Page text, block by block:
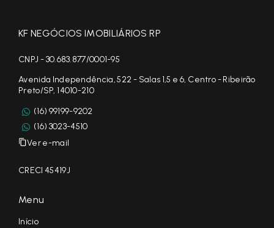
KF NEGÓCIOS IMOBILIÁRIOS RP
CNPJ - 30.683.877/0001-95
Avenida Independência, 522 - Salas 1,5 e 6, Centro - Ribeirão
Preto/SP, 14010-210
(16) 99199-9202
(16) 3023-4510
Ver e-mail
CRECI 45419J
Menu
Início